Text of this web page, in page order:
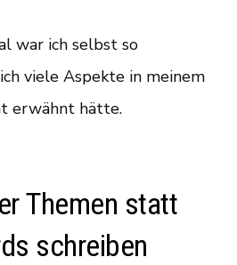
war ich selbst so
viele Aspekte in meinem
erwähnt hätte.
Themen statt
schreiben